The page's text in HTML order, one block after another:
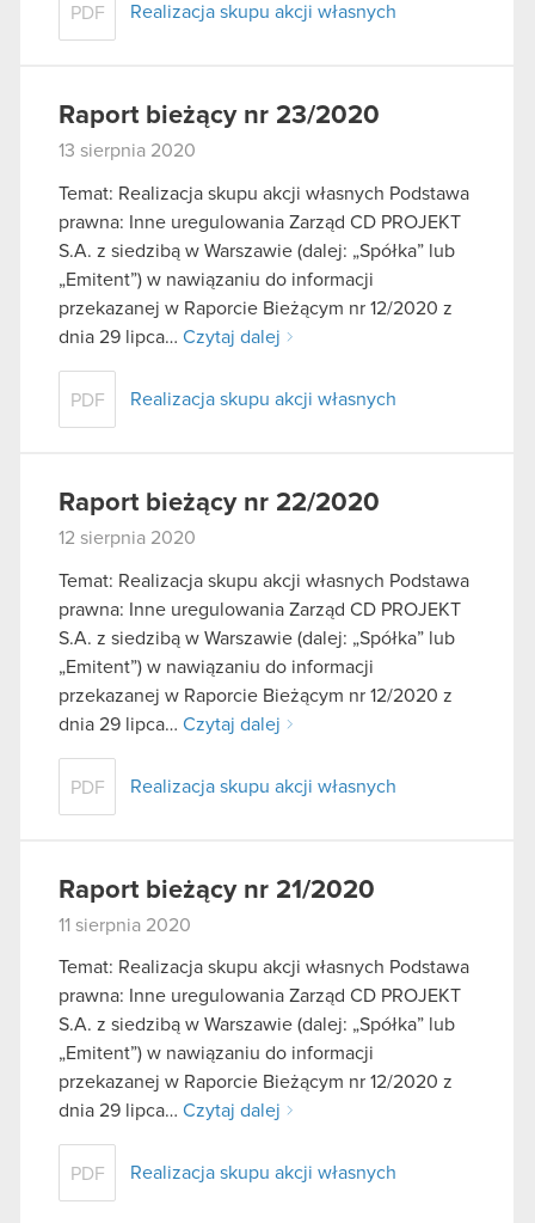
PDF Realizacja skupu akcji własnych
Raport bieżący nr 23/2020
13 sierpnia 2020
Temat: Realizacja skupu akcji własnych Podstawa
prawna: Inne uregulowania Zarząd CD PROJEKT
S.A. z siedzibą w Warszawie (dalej: „Spółka” lub
„Emitent”) w nawiązaniu do informacji
przekazanej w Raporcie Bieżącym nr 12/2020 z
dnia 29 lipca… Czytaj dalej
PDF Realizacja skupu akcji własnych
Raport bieżący nr 22/2020
12 sierpnia 2020
Temat: Realizacja skupu akcji własnych Podstawa
prawna: Inne uregulowania Zarząd CD PROJEKT
S.A. z siedzibą w Warszawie (dalej: „Spółka” lub
„Emitent”) w nawiązaniu do informacji
przekazanej w Raporcie Bieżącym nr 12/2020 z
dnia 29 lipca… Czytaj dalej
PDF Realizacja skupu akcji własnych
Raport bieżący nr 21/2020
11 sierpnia 2020
Temat: Realizacja skupu akcji własnych Podstawa
prawna: Inne uregulowania Zarząd CD PROJEKT
S.A. z siedzibą w Warszawie (dalej: „Spółka” lub
„Emitent”) w nawiązaniu do informacji
przekazanej w Raporcie Bieżącym nr 12/2020 z
dnia 29 lipca… Czytaj dalej
PDF Realizacja skupu akcji własnych